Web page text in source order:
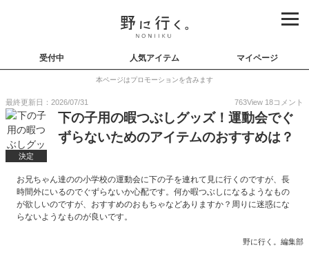
受付中 人気アイテム マイページ
本ページはプロモーションを含みます
最終更新日：2026/07/31 763View 18コメント
決定
下の子用の暇つぶしグッズ！運動会でぐ
ずらないためのアイテムのおすすめは？
お兄ちゃん達のの小学校の運動会に下の子を連れて見に行くのですが、長
時間外にいるのでぐずらないか心配です。何か暇つぶしになるようなもの
が欲しいのですが、おすすめのおもちゃなどありますか？周りに迷惑にな
らないようなものが良いです。
野に行く。編集部